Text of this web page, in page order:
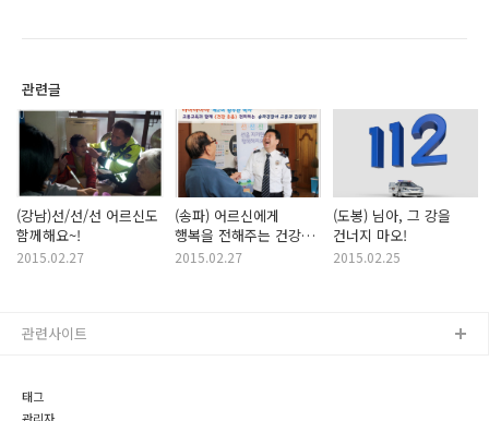
관련글
(강남)선/선/선 어르신도
함께해요~!
2015.02.27
(송파) 어르신에게
행복을 전해주는 건강
웃음 전파사
2015.02.27
(도봉) 님아, 그 강을
건너지 마오!
2015.02.25
태그
관리자
관련사이트